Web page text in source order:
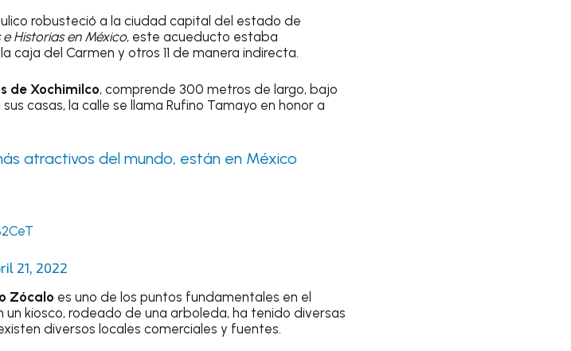
robusteció a la ciudad capital del estado de
e Historias en México, este acueducto estaba
del Carmen y otros 11 de manera indirecta.
de Xochimilco, comprende 300 metros de largo, bajo
casas, la calle se llama Rufino Tamayo en honor a
atractivos del mundo, están en México
21, 2022
Zócalo es uno de los puntos fundamentales en el
kiosco, rodeado de una arboleda, ha tenido diversas
diversos locales comerciales y fuentes.